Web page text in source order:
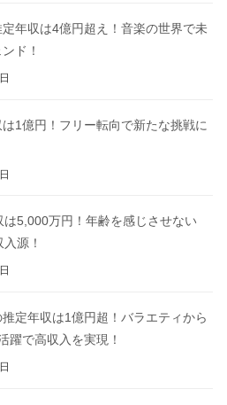
年収は4億円超え！音楽の世界で未
ド！
1億円！フリー転向で新たな挑戦に
は5,000万円！年齢を感じさせない
源！
定年収は1億円超！バラエティから
躍で高収入を実現！